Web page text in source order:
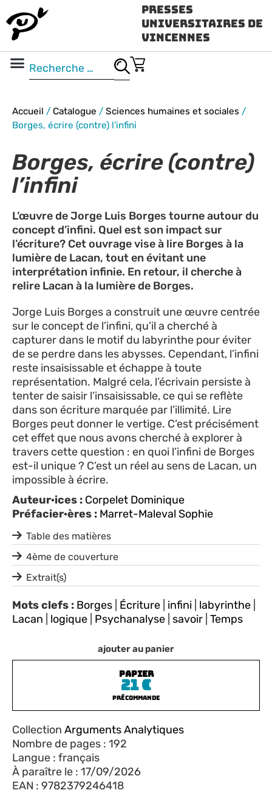
Presses
Universitaires de
Vincennes
Accueil / Catalogue / Sciences humaines et sociales /
Borges, écrire (contre) l’infini
ajouter au panier
PAPIER
21€
Précommande
Collection Arguments Analytiques
Nombre de pages : 192
Langue : français
À paraître le : 17/09/2026
EAN : 9782379246418
Borges, écrire (contre)
l’infini
L’œuvre de Jorge Luis Borges tourne autour du
concept d’infini. Quel est son impact sur
l’écriture? Cet ouvrage vise à lire Borges à la
lumière de Lacan, tout en évitant une
interprétation infinie. En retour, il cherche à
relire Lacan à la lumière de Borges.
Jorge Luis Borges a construit une œuvre centrée
sur le concept de l’infini, qu’il a cherché à
capturer dans le motif du labyrinthe pour éviter
de se perdre dans les abysses. Cependant, l’infini
reste insaisissable et échappe à toute
représentation. Malgré cela, l’écrivain persiste à
tenter de saisir l’insaisissable, ce qui se reflète
dans son écriture marquée par l’illimité. Lire
Borges peut donner le vertige. C’est précisément
cet effet que nous avons cherché à explorer à
travers cette question : en quoi l’infini de Borges
est-il unique ? C’est un réel au sens de Lacan, un
impossible à écrire.
Auteur·ices : Corpelet Dominique
Préfacier·ères : Marret-Maleval Sophie
Table des matières
4ème de couverture
Extrait(s)
Mots clefs : Borges Écriture infini labyrinthe
Lacan
logique Psychanalyse savoir Temps